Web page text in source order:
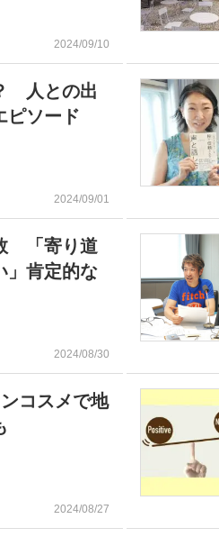
2024/09/10
人との出
ピソード
2024/09/01
「寄り道
」肯定的な
2024/08/30
コスメで地
2024/08/27